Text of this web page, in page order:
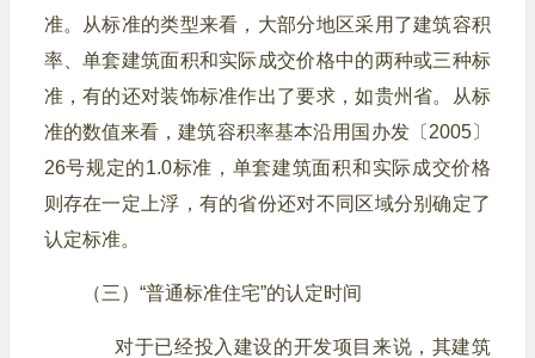
准。从标准的类型来看，大部分地区采用了建筑容积
率、单套建筑面积和实际成交价格中的两种或三种标
准，有的还对装饰标准作出了要求，如贵州省。从标
准的数值来看，建筑容积率基本沿用国办发〔2005〕
26号规定的1.0标准，单套建筑面积和实际成交价格
则存在一定上浮，有的省份还对不同区域分别确定了
认定标准。
（三）“普通标准住宅”的认定时间
对于已经投入建设的开发项目来说，其建筑